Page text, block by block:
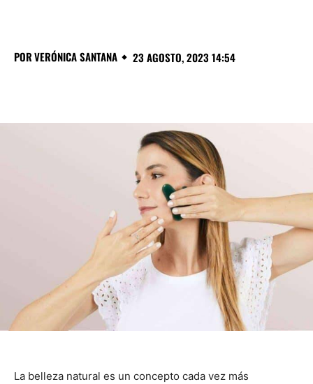
PORVERÓNICA SANTANA 23 AGOSTO, 2023 14:54
La belleza natural es un concepto cada vez más